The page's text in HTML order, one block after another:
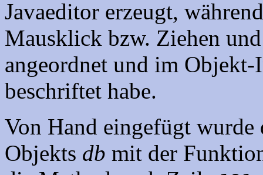
Javaeditor erzeugt,
Mausklick bzw. Ziehen
angeordnet und im
beschriftet habe.
Von Hand eingefügt
Objekts db mit der